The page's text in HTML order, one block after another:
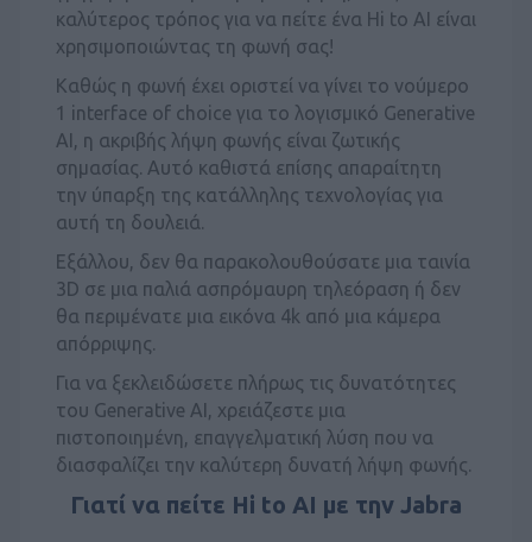
καλύτερος τρόπος για να πείτε ένα Hi to AI είναι
χρησιμοποιώντας τη φωνή σας!
Καθώς η φωνή έχει οριστεί να γίνει το νούμερο
1 interface of choice για το λογισμικό Generative
AI, η ακριβής λήψη φωνής είναι ζωτικής
σημασίας. Αυτό καθιστά επίσης απαραίτητη
την ύπαρξη της κατάλληλης τεχνολογίας για
αυτή τη δουλειά.
Εξάλλου, δεν θα παρακολουθούσατε μια ταινία
3D σε μια παλιά ασπρόμαυρη τηλεόραση ή δεν
θα περιμένατε μια εικόνα 4k από μια κάμερα
απόρριψης.
Για να ξεκλειδώσετε πλήρως τις δυνατότητες
του Generative AI, χρειάζεστε μια
πιστοποιημένη, επαγγελματική λύση που να
διασφαλίζει την καλύτερη δυνατή λήψη φωνής.
Γιατί να πείτε Hi to AI με την Jabra